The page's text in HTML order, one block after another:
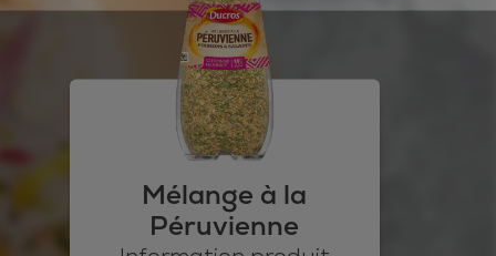
Mélange à la
Péruvienne